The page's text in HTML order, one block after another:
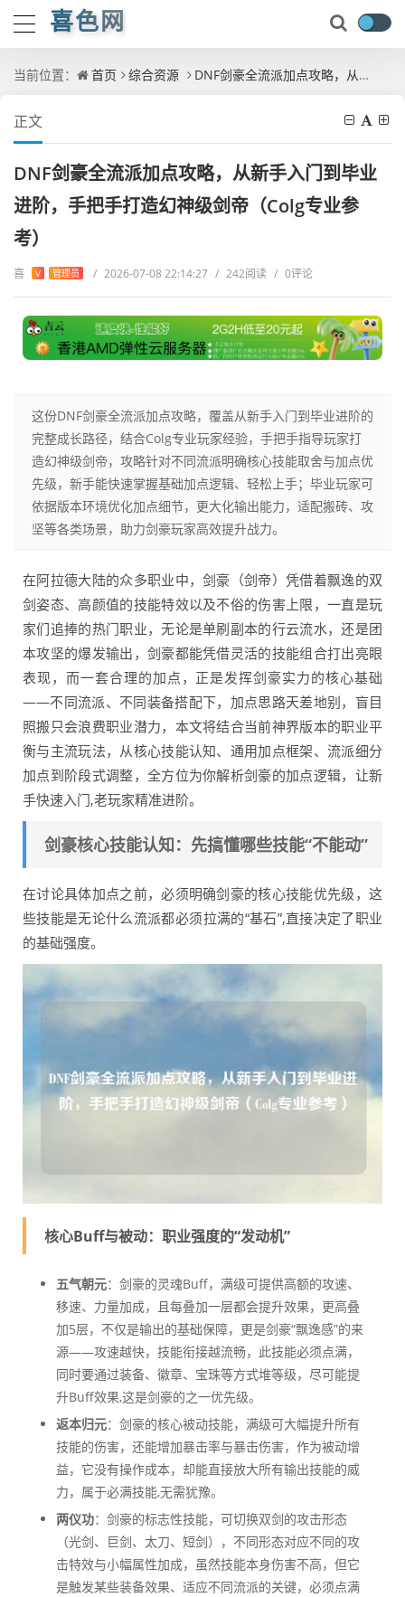
喜色网
当前位置： 首页 综合资源 DNF剑豪全流派加点攻略，从新手入门到毕业进阶，手把手打造幻神级剑帝（Colg专业参考）
正文
DNF剑豪全流派加点攻略，从新手入门到毕业
进阶，手把手打造幻神级剑帝（Colg专业参
考）
喜 V 管理员 / 2026-07-08 22:14:27 / 242阅读 / 0评论
这份DNF剑豪全流派加点攻略，覆盖从新手入门到毕业进阶的
完整成长路径，结合Colg专业玩家经验，手把手指导玩家打
造幻神级剑帝，攻略针对不同流派明确核心技能取舍与加点优
先级，新手能快速掌握基础加点逻辑、轻松上手；毕业玩家可
依据版本环境优化加点细节，更大化输出能力，适配搬砖、攻
坚等各类场景，助力剑豪玩家高效提升战力。
在阿拉德大陆的众多职业中，剑豪（剑帝）凭借着飘逸的双
剑姿态、高颜值的技能特效以及不俗的伤害上限，一直是玩
家们追捧的热门职业，无论是单刷副本的行云流水，还是团
本攻坚的爆发输出，剑豪都能凭借灵活的技能组合打出亮眼
表现，而一套合理的加点，正是发挥剑豪实力的核心基础
——不同流派、不同装备搭配下，加点思路天差地别，盲目
照搬只会浪费职业潜力，本文将结合当前神界版本的职业平
衡与主流玩法，从核心技能认知、通用加点框架、流派细分
加点到阶段式调整，全方位为你解析剑豪的加点逻辑，让新
手快速入门,老玩家精准进阶。
剑豪核心技能认知：先搞懂哪些技能“不能动”
在讨论具体加点之前，必须明确剑豪的核心技能优先级，这
些技能是无论什么流派都必须拉满的“基石”,直接决定了职业
的基础强度。
核心Buff与被动：职业强度的“发动机”
五气朝元：剑豪的灵魂Buff，满级可提供高额的攻速、
移速、力量加成，且每叠加一层都会提升效果，更高叠
加5层，不仅是输出的基础保障，更是剑豪“飘逸感”的来
源——攻速越快，技能衔接越流畅，此技能必须点满，
同时要通过装备、徽章、宝珠等方式堆等级，尽可能提
升Buff效果,这是剑豪的之一优先级。
返本归元：剑豪的核心被动技能，满级可大幅提升所有
技能的伤害，还能增加暴击率与暴击伤害，作为被动增
益，它没有操作成本，却能直接放大所有输出技能的威
力，属于必满技能,无需犹豫。
两仪功：剑豪的标志性技能，可切换双剑的攻击形态
（光剑、巨剑、太刀、短剑），不同形态对应不同的攻
击特效与小幅属性加成，虽然技能本身伤害不高，但它
是触发某些装备效果、适应不同流派的关键，必须点满